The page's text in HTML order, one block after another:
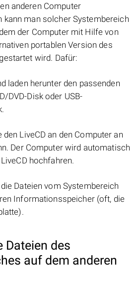
anderen Computer
kann man solcher Systembereich
der Computer mit Hilfe von
portablen Version des
wird. Dafür:
laden herunter den passenden
DVD-Disk oder USB-
den LiveCD an den Computer an
Der Computer wird automatisch
hochfahren.
Dateien vom Systembereich
Informationsspeicher (oft, die
Dateien des
auf dem anderen